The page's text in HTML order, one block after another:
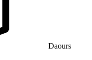
Daours